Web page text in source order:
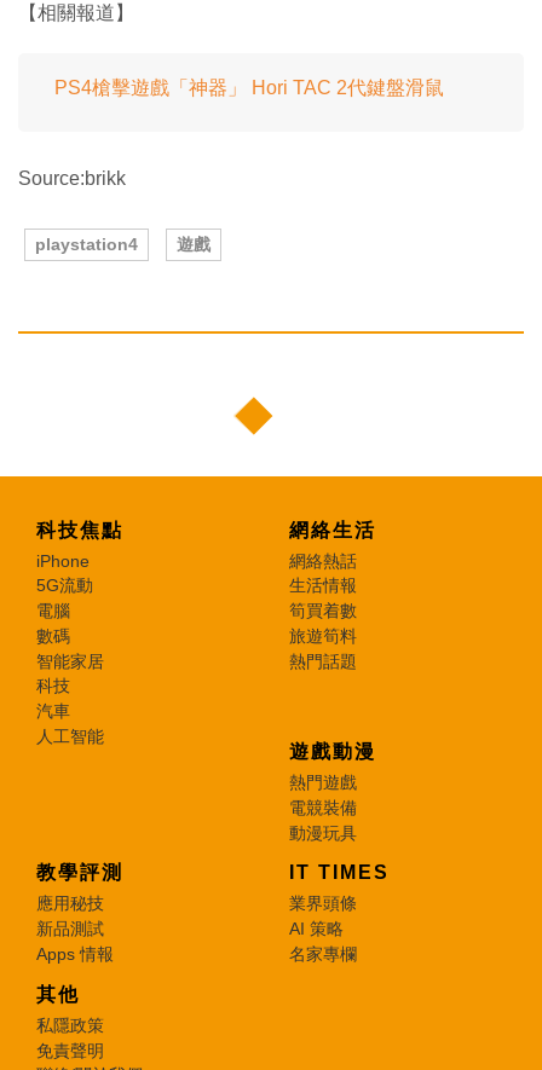
【相關報道】
PS4槍擊遊戲「神器」 Hori TAC 2代鍵盤滑鼠
Source:brikk
playstation4 遊戲
科技焦點
iPhone
5G流動
電腦
數碼
智能家居
科技
汽車
人工智能
網絡生活
網絡熱話
生活情報
筍買着數
旅遊筍料
熱門話題
遊戲動漫
熱門遊戲
電競裝備
動漫玩具
教學評測
應用秘技
新品測試
Apps 情報
IT TIMES
業界頭條
AI 策略
名家專欄
其他
私隱政策
免責聲明